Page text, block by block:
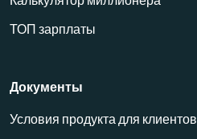
ТОП зарплаты
Документы
Условия продукта для клиентов